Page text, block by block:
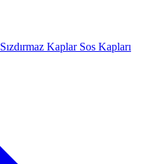
Sızdırmaz Kaplar Sos Kapları